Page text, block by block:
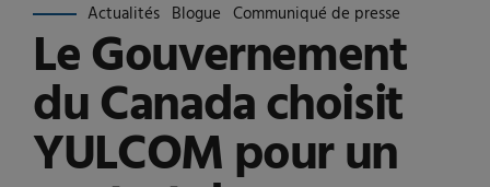
Actualités Blogue Communiqué de presse
Le Gouvernement
du Canada choisit
YULCOM pour un